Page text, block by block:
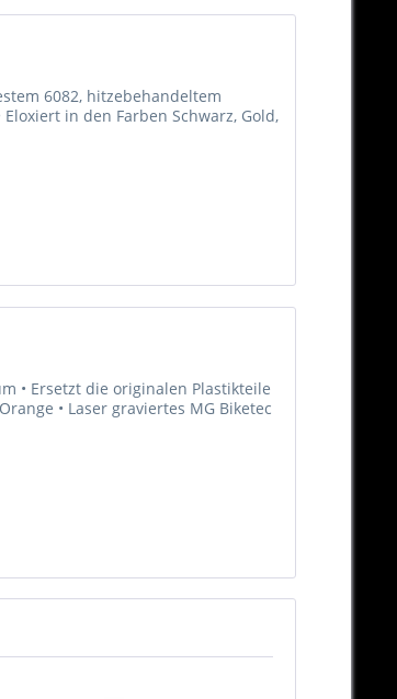
6082, hitzebehandeltem
in den Farben Schwarz, Gold,
• Ersetzt die originalen Plastikteile
• Laser graviertes MG Biketec